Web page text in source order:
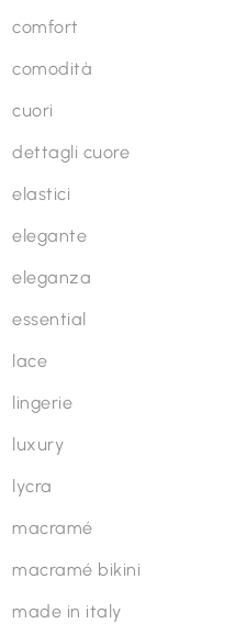
comfort
comodità
cuori
dettagli cuore
elastici
elegante
eleganza
essential
lace
lingerie
luxury
lycra
macramé
macramé bikini
made in italy